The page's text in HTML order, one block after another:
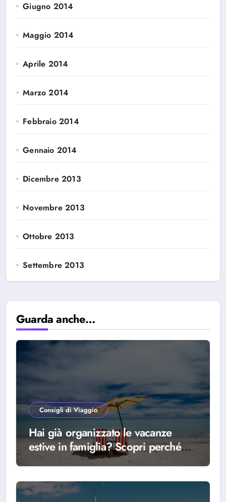
Giugno 2014
Maggio 2014
Aprile 2014
Marzo 2014
Febbraio 2014
Gennaio 2014
Dicembre 2013
Novembre 2013
Ottobre 2013
Settembre 2013
Guarda anche…
Consigli di Viaggio
Hai già organizzato le vacanze
estive in famiglia? Scopri perché
scegliere Alba Adriatica